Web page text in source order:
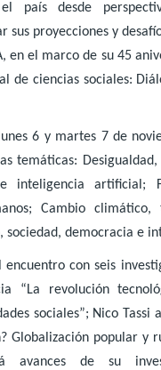
país desde
sus proyecciones y
en el marco de su 45
de ciencias sociales:
6 y martes 7 de
temáticas: Desigualdad,
e inteligencia artificial;
Cambio
sociedad, democracia e
encuentro con seis
“La revolución
sociales”; Nico Tassi
Globalización popular y
avances de su